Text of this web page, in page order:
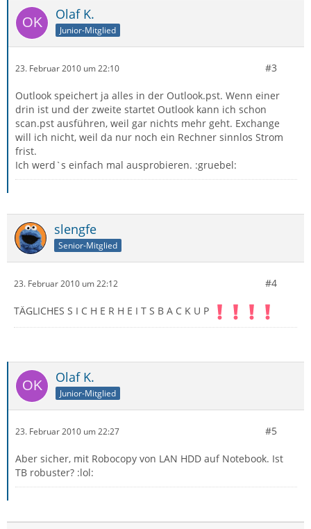
Olaf K.
Junior-Mitglied
23. Februar 2010 um 22:10 #3
Outlook speichert ja alles in der Outlook.pst. Wenn einer
drin ist und der zweite startet Outlook kann ich schon
scan.pst ausführen, weil gar nichts mehr geht. Exchange
will ich nicht, weil da nur noch ein Rechner sinnlos Strom
frist.
Ich werd`s einfach mal ausprobieren. :gruebel:
slengfe
Senior-Mitglied
23. Februar 2010 um 22:12 #4
TÄGLICHES S I C H E R H E I T S B A C K U P
Olaf K.
Junior-Mitglied
23. Februar 2010 um 22:27 #5
Aber sicher, mit Robocopy von LAN HDD auf Notebook. Ist
TB robuster? :lol: